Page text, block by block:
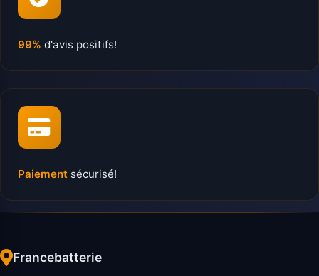
99% d'avis positifs!
Paiement sécurisé!
Francebatterie